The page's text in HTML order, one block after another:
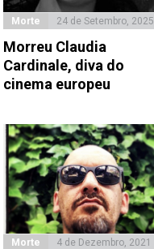
Morte 24 de Setembro, 2025
Morreu Claudia
Cardinale, diva do
cinema europeu
Morte 4 de Dezembro, 2021